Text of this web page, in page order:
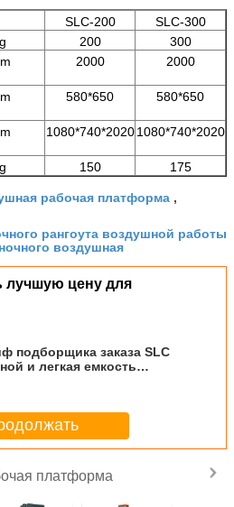
SLC-200
SLC-300
200
300
2000 2000
580*650 580*650
1080*740*2020 1080*740*2020
150 175
рабочая платформа ,
рангоута воздушной работы
воздушная
лучшую цену для
подборщика заказа SLC
и легкая емкость
платформа